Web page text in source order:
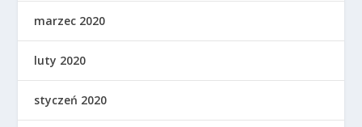
marzec 2020
luty 2020
styczeń 2020